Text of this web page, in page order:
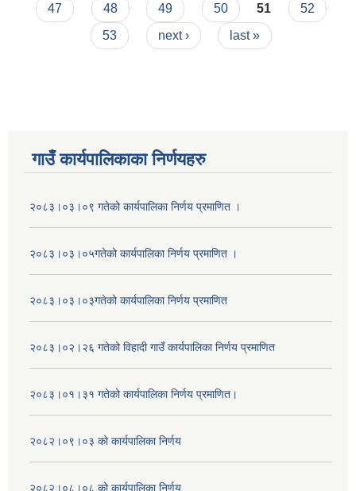
47
48 49 50 51
52
53
next › last »
गाउँ कार्यपालिकाका निर्णयहरु
२०८३।०३।०९ गतेको कार्यपालिका निर्णय प्रमाणित ।
२०८३।०३।०५गतेको कार्यपालिका निर्णय प्रमाणित ।
२०८३।०३।०३गतेको कार्यपालिका निर्णय प्रमाणित
२०८३।०२।२६ गतेको विहादी गाउँ कार्यपालिका निर्णय प्रमाणित
२०८३।०१।३१ गतेको कार्यपालिका निर्णय प्रमाणित।
२०८२।०९।०३ को कार्यपालिका निर्णय
२०८२।०८।०८ को कार्यपालिका निर्णय